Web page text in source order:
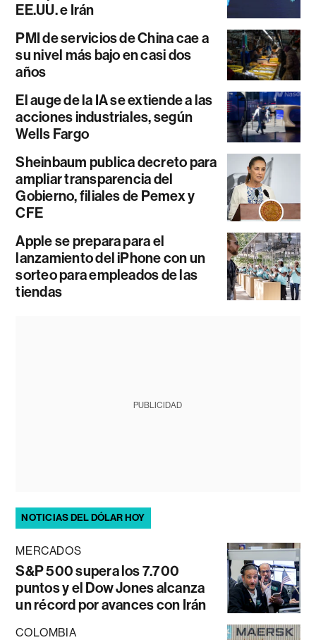
EE.UU. e Irán
PMI de servicios de China cae a
su nivel más bajo en casi dos
años
El auge de la IA se extiende a las
acciones industriales, según
Wells Fargo
Sheinbaum publica decreto para
ampliar transparencia del
Gobierno, filiales de Pemex y
CFE
Apple se prepara para el
lanzamiento del iPhone con un
sorteo para empleados de las
tiendas
PUBLICIDAD
NOTICIAS DEL DÓLAR HOY
MERCADOS
S&P 500 supera los 7.700
puntos y el Dow Jones alcanza
un récord por avances con Irán
COLOMBIA